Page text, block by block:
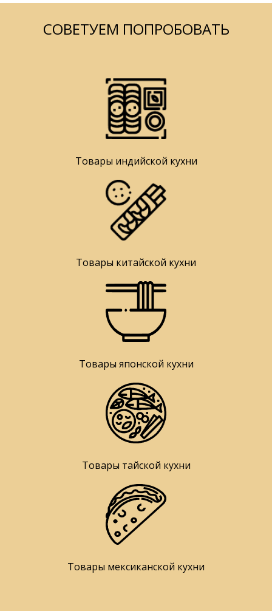
СОВЕТУЕМ ПОПРОБОВАТЬ
Товары индийской кухни
Товары китайской кухни
Товары японской кухни
Товары тайской кухни
Товары мексиканской кухни